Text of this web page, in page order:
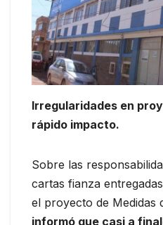
Irregularidades en
rápido impacto.
Sobre las
cartas fianza
el proyecto de Medidas
informó que casi a